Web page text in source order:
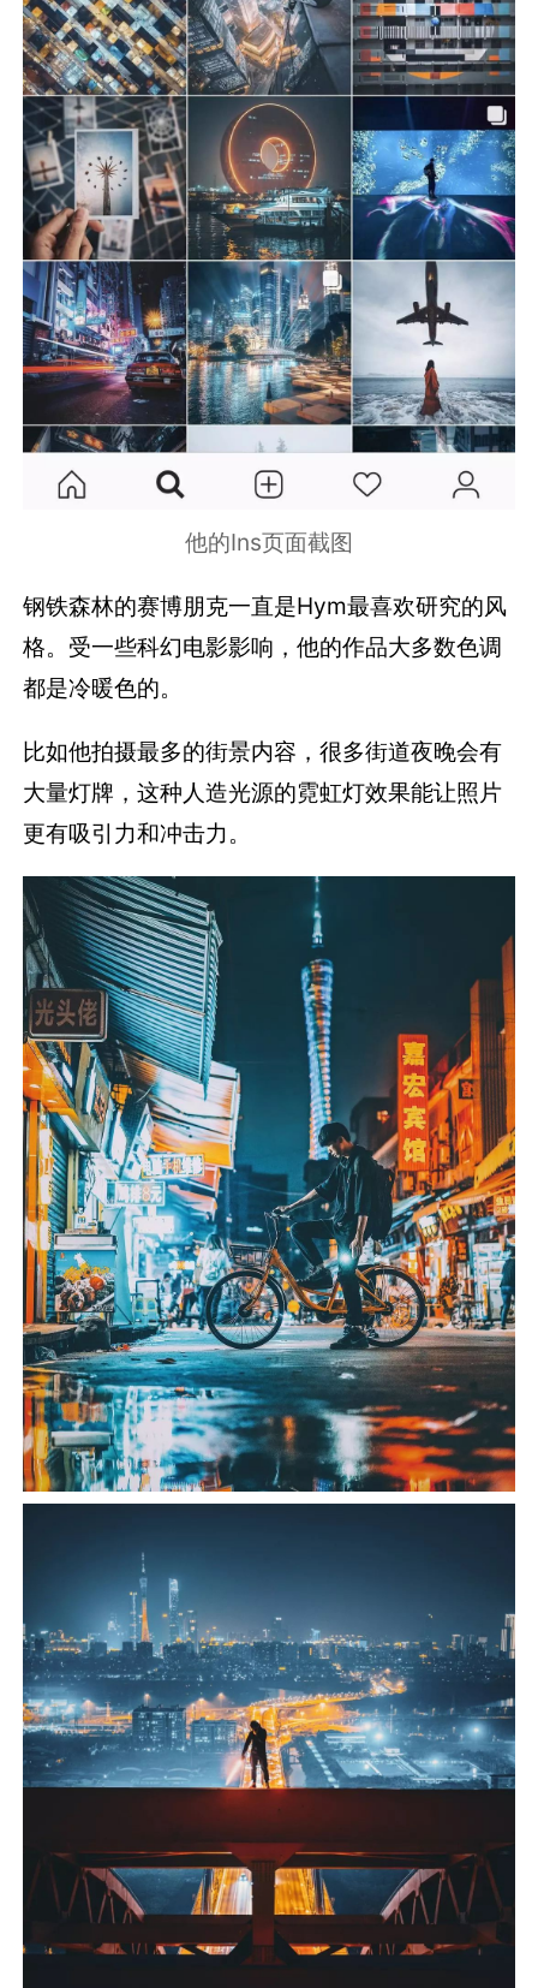
他的Ins页面截图
钢铁森林的赛博朋克一直是Hym最喜欢研究的风
格。受一些科幻电影影响，他的作品大多数色调
都是冷暖色的。
比如他拍摄最多的街景内容，很多街道夜晚会有
大量灯牌，这种人造光源的霓虹灯效果能让照片
更有吸引力和冲击力。